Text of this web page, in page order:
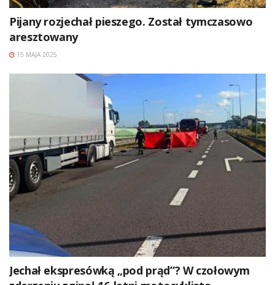
Pijany rozjechał pieszego. Został tymczasowo
aresztowany
15 MAJA 2025
Jechał ekspresówką „pod prąd”? W czołowym